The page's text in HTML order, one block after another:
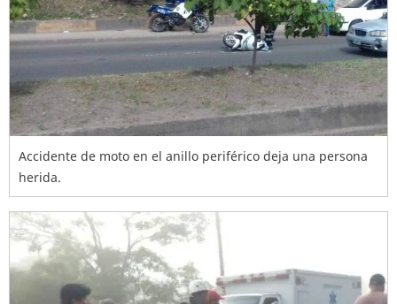
Accidente de moto en el anillo periférico deja una persona
herida.